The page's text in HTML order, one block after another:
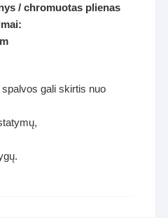
/ chromuotas plienas
gali skirtis nuo